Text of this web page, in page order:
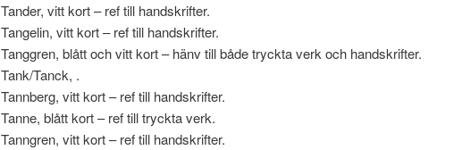
Tander, vitt kort – ref till handskrifter.
Tangelin, vitt kort – ref till handskrifter.
Tanggren, blått och vitt kort – hänv till både tryckta verk och handskrifter.
Tank/Tanck, .
Tannberg, vitt kort – ref till handskrifter.
Tanne, blått kort – ref till tryckta verk.
Tanngren, vitt kort – ref till handskrifter.